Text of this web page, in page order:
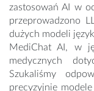
zastosowań AI w
przeprowadzono
dużych modeli
MediChat AI, w
medycznych
Szukaliśmy
precyzyjnie